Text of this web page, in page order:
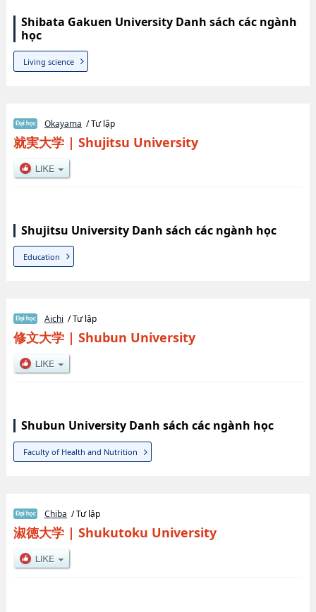
Shibata Gakuen University Danh sách các ngành
học
Living science
Okayama / Tư lập
就実大学| Shujitsu University
Shujitsu University Danh sách các ngành học
Education
Aichi / Tư lập
修文大学| Shubun University
Shubun University Danh sách các ngành học
Faculty of Health and Nutrition
Chiba / Tư lập
淑徳大学| Shukutoku University